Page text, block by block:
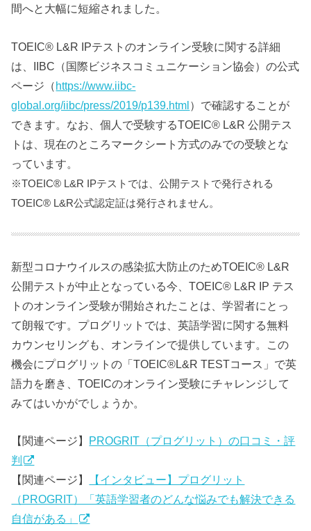
間へと大幅に短縮されました。
TOEIC® L&R IPテストのオンライン受験に関する詳細
は、IIBC（国際ビジネスコミュニケーション協会）の公式
ページ（https://www.iibc-
global.org/iibc/press/2019/p139.html）で確認することが
できます。なお、個人で受験するTOEIC® L&R 公開テス
トは、現在のところマークシート方式のみでの受験とな
っています。
※TOEIC® L&R IPテストでは、公開テストで発行される
TOEIC® L&R公式認定証は発行されません。
新型コロナウイルスの感染拡大防止のためTOEIC® L&R
公開テストが中止となっている今、TOEIC® L&R IP テス
トのオンライン受験が開始されたことは、学習者にとっ
て朗報です。プログリットでは、英語学習に関する無料
カウンセリングも、オンラインで提供しています。この
機会にプログリットの「TOEIC®L&R TESTコース」で英
語力を磨き、TOEICのオンライン受験にチャレンジして
みてはいかがでしょうか。
【関連ページ】 PROGRIT（プログリット）の口コミ・評
判
【関連ページ】
【インタビュー】プログリット
（PROGRIT）「英語学習者のどんな悩みでも解決できる
自信がある」